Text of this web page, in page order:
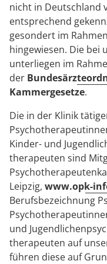
nicht in Deutschland
entsprechend
gesondert im
hingewiesen. Die bei
unterliegen im
der
Kammergesetze.
Die in der Klinik
Kinder- und
therapeuten sind
Leipzig, www.opk-
Berufsbezeichnung
und
therapeuten auf
führen diese auf